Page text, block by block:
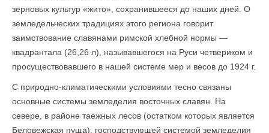
зерновых культур «жито», сохранившееся до наших дней. О
земледельческих традициях этого региона говорит
заимствование славянами римской хлебной нормы —
квадрантала (26,26 л), называвшегося на Руси четвериком и
просуществовавшего в нашей системе мер и весов до 1924 г.
С природно-климатическими условиями тесно связаны
основные системы земледелия восточных славян. На
севере, в районе таежных лесов (остатком которых является
Беловежская пуща), господствующей системой земледелия